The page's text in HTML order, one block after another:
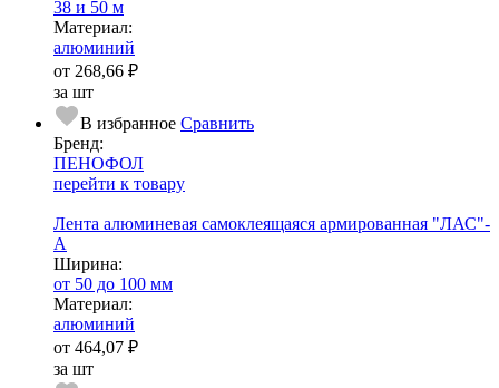
38 и 50 м
Ма­­те­­ри­­ал:
алюминий
от 268,66 ₽
за шт
В избранное Сравнить
Бренд:
ПЕНОФОЛ
перейти к товару
Лента алюминевая самоклеящаяся армированная "ЛАС"-
А
Ширина:
от 50 до 100 мм
Ма­­те­­ри­­ал:
алюминий
от 464,07 ₽
за шт